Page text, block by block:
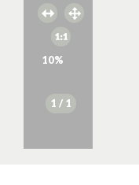
10%
1 / 1